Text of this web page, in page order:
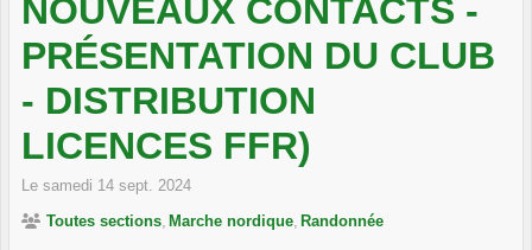
NOUVEAUX CONTACTS -
PRÉSENTATION DU CLUB
- DISTRIBUTION
LICENCES FFR)
Le samedi 14 sept. 2024
Toutes sections Marche nordique Randonnée